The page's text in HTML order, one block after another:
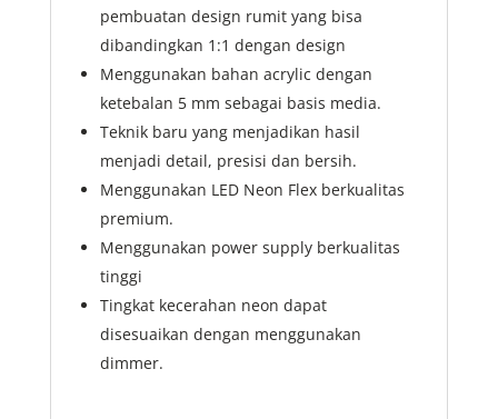
pembuatan design rumit yang bisa
dibandingkan 1:1 dengan design
Menggunakan bahan acrylic dengan
ketebalan 5 mm sebagai basis media.
Teknik baru yang menjadikan hasil
menjadi detail, presisi dan bersih.
Menggunakan LED Neon Flex berkualitas
premium.
Menggunakan power supply berkualitas
tinggi
Tingkat kecerahan neon dapat
disesuaikan dengan menggunakan
dimmer.